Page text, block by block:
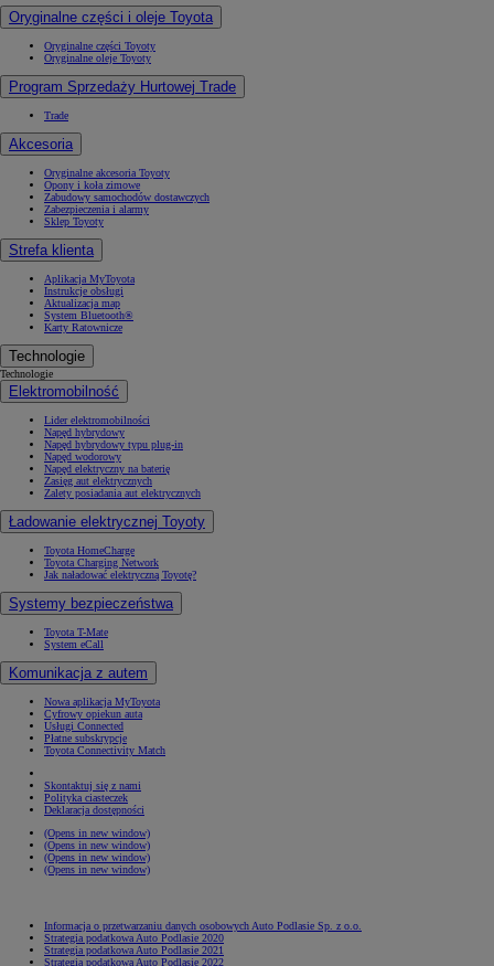
Oryginalne części i oleje Toyota
Oryginalne części Toyoty
Oryginalne oleje Toyoty
Program Sprzedaży Hurtowej Trade
Trade
Akcesoria
Oryginalne akcesoria Toyoty
Opony i koła zimowe
Zabudowy samochodów dostawczych
Zabezpieczenia i alarmy
Sklep Toyoty
Strefa klienta
Aplikacja MyToyota
Instrukcje obsługi
Aktualizacja map
System Bluetooth®
Karty Ratownicze
Technologie
Technologie
Elektromobilność
Lider elektromobilności
Napęd hybrydowy
Napęd hybrydowy typu plug-in
Napęd wodorowy
Napęd elektryczny na baterię
Zasięg aut elektrycznych
Zalety posiadania aut elektrycznych
Ładowanie elektrycznej Toyoty
Toyota HomeCharge
Toyota Charging Network
Jak naładować elektryczną Toyotę?
Systemy bezpieczeństwa
Toyota T-Mate
System eCall
Komunikacja z autem
Nowa aplikacja MyToyota
Cyfrowy opiekun auta
Usługi Connected
Płatne subskrypcje
Toyota Connectivity Match
Skontaktuj się z nami
Polityka ciasteczek
Deklaracja dostępności
(Opens in new window)
(Opens in new window)
(Opens in new window)
(Opens in new window)
Informacja o przetwarzaniu danych osobowych Auto Podlasie Sp. z o.o.
Strategia podatkowa Auto Podlasie 2020
Strategia podatkowa Auto Podlasie 2021
Strategia podatkowa Auto Podlasie 2022